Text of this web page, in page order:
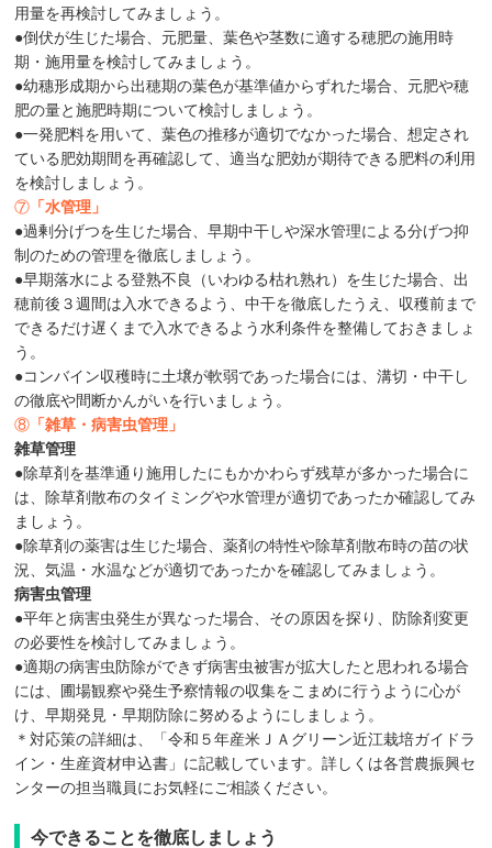
用量を再検討してみましょう。
●倒伏が生じた場合、元肥量、葉色や茎数に適する穂肥の施用時
期・施用量を検討してみましょう。
●幼穗形成期から出穂期の葉色が基準値からずれた場合、元肥や穂
肥の量と施肥時期について検討しましょう。
●一発肥料を用いて、葉色の推移が適切でなかった場合、想定され
ている肥効期間を再確認して、適当な肥効が期待できる肥料の利用
を検討しましょう。
⑦ 「水管理」
●過剰分げつを生じた場合、早期中干しや深水管理による分げつ抑
制のための管理を徹底しましょう。
●早期落水による登熟不良（いわゆる枯れ熟れ）を生じた場合、出
穂前後３週間は入水できるよう、中干を徹底したうえ、収穫前まで
できるだけ遅くまで入水できるよう水利条件を整備しておきましょ
う。
●コンバイン収穫時に土壌が軟弱であった場合には、溝切・中干し
の徹底や間断かんがいを行いましょう。
⑧ 「雑草・病害虫管理」
雑草管理
●除草剤を基準通り施用したにもかかわらず残草が多かった場合に
は、除草剤散布のタイミングや水管理が適切であったか確認してみ
ましょう。
●除草剤の薬害は生じた場合、薬剤の特性や除草剤散布時の苗の状
況、気温・水温などが適切であったかを確認してみましょう。
病害虫管理
●平年と病害虫発生が異なった場合、その原因を探り、防除剤変更
の必要性を検討してみましょう。
●適期の病害虫防除ができず病害虫被害が拡大したと思われる場合
には、圃場観察や発生予察情報の収集をこまめに行うように心が
け、早期発見・早期防除に努めるようにしましょう。
＊対応策の詳細は、「令和５年産米ＪＡグリーン近江栽培ガイドラ
イン・生産資材申込書」に記載しています。詳しくは各営農振興セ
ンターの担当職員にお気軽にご相談ください。
今できることを徹底しましょう